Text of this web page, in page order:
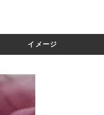
イメージ